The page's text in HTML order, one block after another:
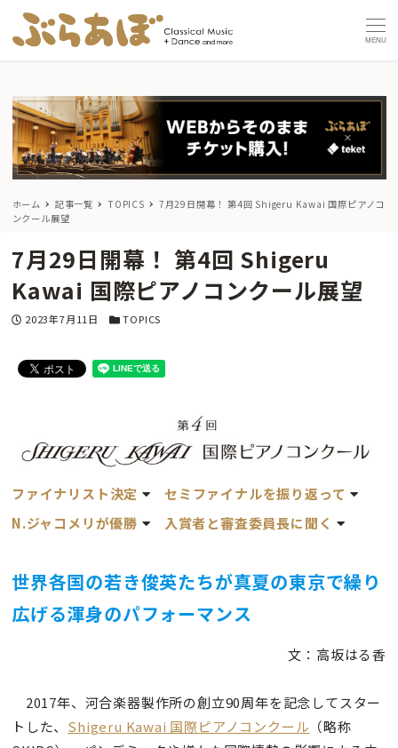
MENU
ホーム 記事一覧 TOPICS
7月29日開幕！ 第4回 Shigeru Kawai 国際ピアノコ
ンクール展望
7月29日開幕！ 第4回 Shigeru
Kawai 国際ピアノコンクール展望
投稿日
2023年7月11日 カテゴリー
TOPICS
ファイナリスト決定
セミファイナルを振り返って
N.ジャコメリが優勝
入賞者と審査委員長に聞く
世界各国の若き俊英たちが真夏の東京で繰り
広げる渾身のパフォーマンス
文：高坂はる香
2017年、河合楽器製作所の創立90周年を記念してスター
トした、 Shigeru Kawai 国際ピアノコンクール （略称